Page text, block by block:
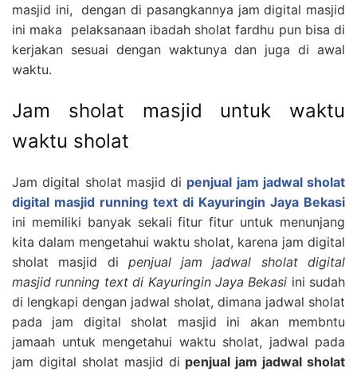
masjid ini, dengan di pasangkannya jam digital masjid
ini maka pelaksanaan ibadah sholat fardhu pun bisa di
kerjakan sesuai dengan waktunya dan juga di awal
waktu.
Jam sholat masjid untuk waktu
waktu sholat
Jam digital sholat masjid di penjual jam jadwal sholat
digital masjid running text di Kayuringin Jaya Bekasi
ini memiliki banyak sekali fitur fitur untuk menunjang
kita dalam mengetahui waktu sholat, karena jam digital
sholat masjid di penjual jam jadwal sholat digital
masjid running text di Kayuringin Jaya Bekasi ini sudah
di lengkapi dengan jadwal sholat, dimana jadwal sholat
pada jam digital sholat masjid ini akan membntu
jamaah untuk mengetahui waktu sholat, jadwal pada
jam digital sholat masjid di penjual jam jadwal sholat